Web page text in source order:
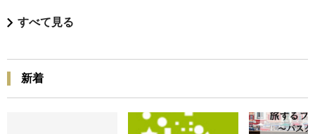
すべて見る
新着